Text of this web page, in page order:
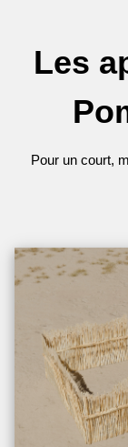
Les
Pour un court,